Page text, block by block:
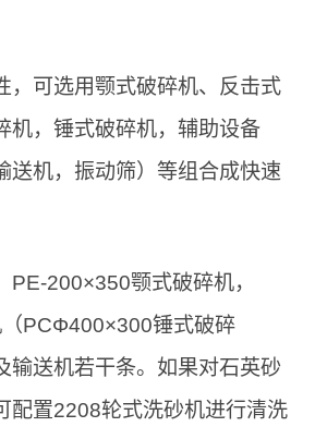
，可选用颚式破碎机、反击式
机，锤式破碎机，辅助设备
送机，振动筛）等组合成快速
PE-200×350颚式破碎机，
PCΦ400×300锤式破碎
输送机若干条。如果对石英砂
配置2208轮式洗砂机进行清洗